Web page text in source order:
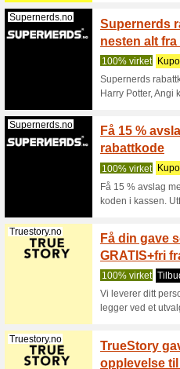
Smartphoto.no
Smartphoto.no